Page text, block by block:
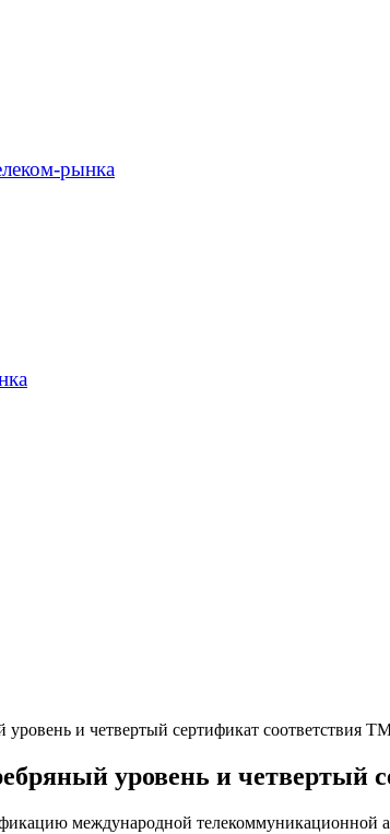
рынка
и четвертый сертификат соответствия
уровень и четвертый
международной телекоммуникационной